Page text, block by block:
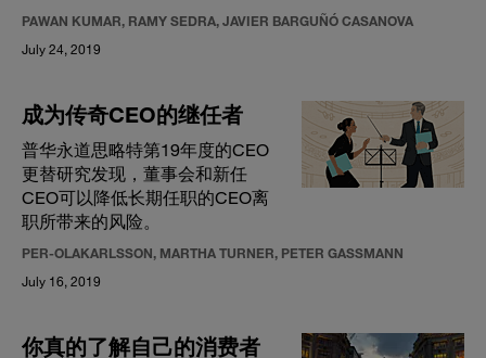
PAWAN KUMAR, RAMY SEDRA, JAVIER BARGUÑÓ CASANOVA
July 24, 2019
成为传奇CEO的继任者
普华永道思略特第19年度的CEO
更替研究发现，董事会和新任
CEO可以降低长期任职的CEO离
职所带来的风险。
PER-OLAKARLSSON, MARTHA TURNER, PETER GASSMANN
July 16, 2019
你真的了解自己的消费者